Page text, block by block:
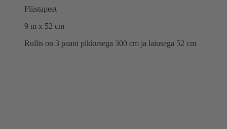
Fliistapeet
9 m x 52 cm
Rullis on 3 paani pikkusega 300 cm ja laiusega 52 cm